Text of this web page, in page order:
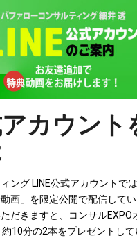
カウント
ング LINE公式アカウントで
画」を限定公開で配信して
だきますと、コンサルEXPO
10分の2本をプレゼントして